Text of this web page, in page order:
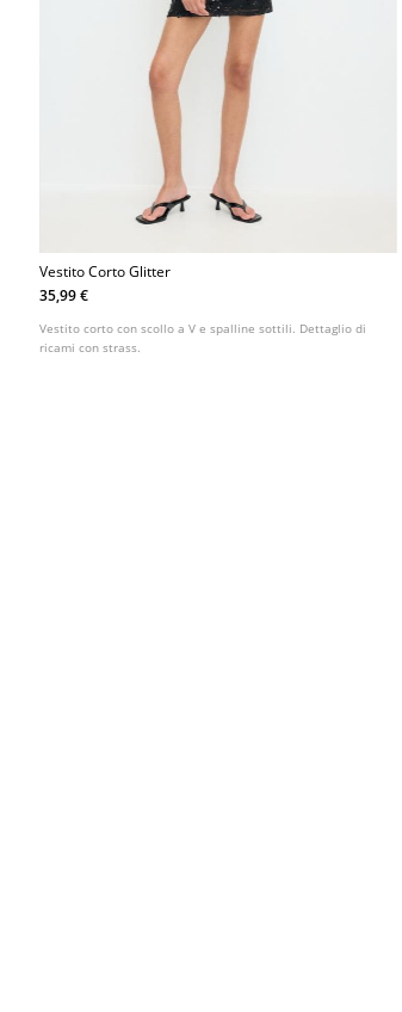
Vestito Corto Glitter
35,99 €
Vestito corto con scollo a V e spalline sottili. Dettaglio di
ricami con strass.